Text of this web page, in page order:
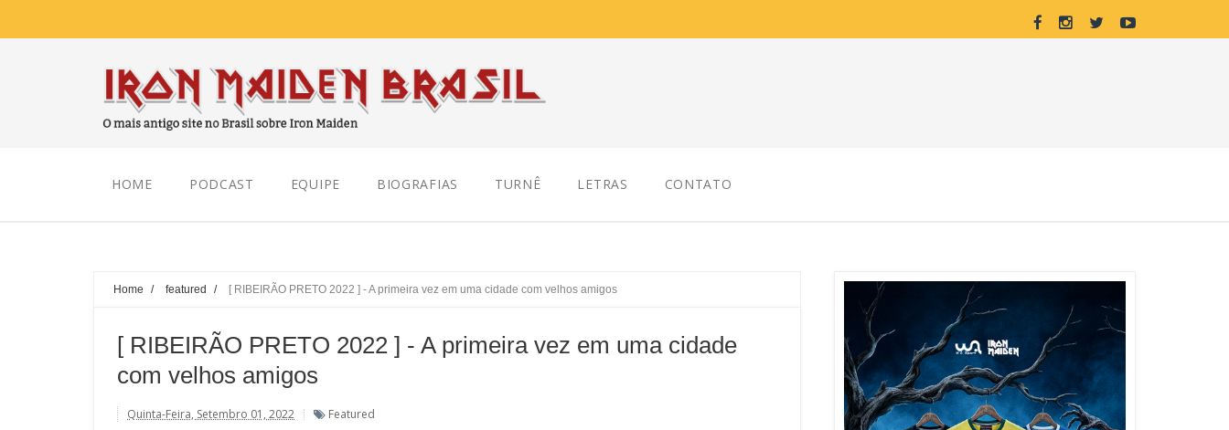
HOME PODCAST EQUIPE BIOGRAFIAS TURNÊ LETRAS CONTATO
Home / featured / [ RIBEIRÃO PRETO 2022 ] - A primeira vez em uma cidade com velhos amigos
[ RIBEIRÃO PRETO 2022 ] - A primeira vez em uma cidade
com velhos amigos
Quinta-Feira, Setembro 01, 2022 Featured